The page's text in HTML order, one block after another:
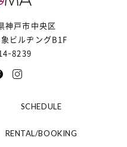
神戸市中央区
ビルヂングB1F
8239
SCHEDULE
RENTAL/BOOKING